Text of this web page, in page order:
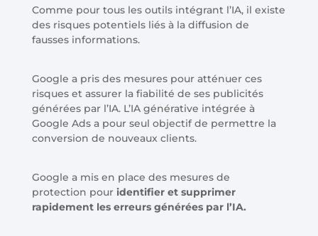
Comme pour tous les outils intégrant l’IA, il existe
des risques potentiels liés à la diffusion de
fausses informations.
Google a pris des mesures pour atténuer ces
risques et assurer la fiabilité de ses publicités
générées par l’IA. L’IA générative intégrée à
Google Ads a pour seul objectif de permettre la
conversion de nouveaux clients.
Google a mis en place des mesures de
protection pouridentifier et supprimer
rapidement les erreurs générées par l’IA.